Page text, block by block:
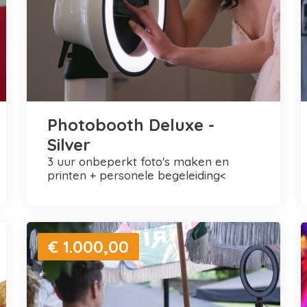
Photobooth Deluxe -
Silver
3 uur onbeperkt foto's maken en
printen + personele begeleiding<
€ 1.000,00